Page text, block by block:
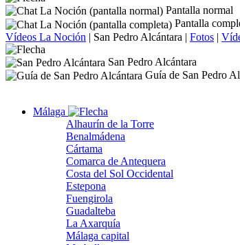
Pantalla normal
Pantalla
Vídeos La Noción | San Pedro Alcántara | Fotos |
San Pedro Alcántara
Guía de San Pedro
Málaga
Alhaurín de la Torre
Benalmádena
Cártama
Comarca de Antequera
Costa del Sol Occidental
Estepona
Fuengirola
Guadalteba
La Axarquía
Málaga capital